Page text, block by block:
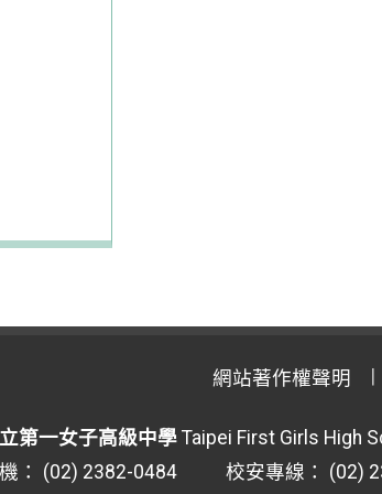
網站著作權聲明
第一女子高級中學 Taipei First Girls High
(02) 2382-0484 校安專線： (02)